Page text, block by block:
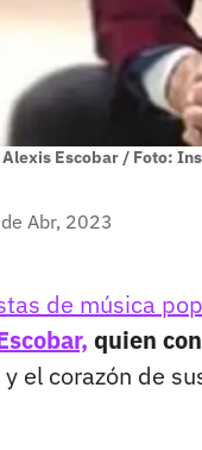
Alexis Escobar / Foto:
Abr, 2023
de música
quien
y el corazón de